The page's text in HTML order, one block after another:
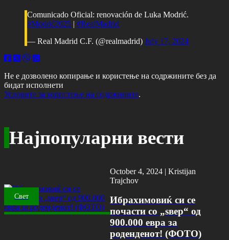
Comunicado Oficial: renovación de Luka Modrić.
#Modrić2025 | #RealMadrid
— Real Madrid C.F. (@realmadrid) July 17, 2024
Не е дозволено копирање и користење на содржините без да
бидат исполнети
Условите за користење на содржините.
Најпопуларни вести
Свет
October 4, 2024 |Kristijan
Trajchov
Ибрахимовиќ си се
почасти со „ѕвер“ од
900.000 евра за
роденденот! (ФОТО)